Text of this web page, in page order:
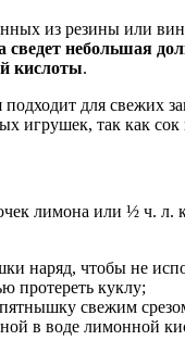
из резины или
сведет небольшая
кислоты.
для свежих
игрушек, так как сок
лимона или ½ ч. л.
наряд, чтобы не
протереть куклу;
свежим
в воде лимонной